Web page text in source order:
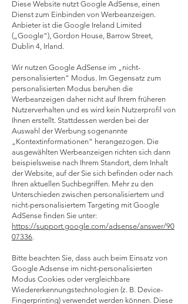
Diese Website nutzt Google AdSense, einen
Dienst zum Einbinden von Werbeanzeigen.
Anbieter ist die Google Ireland Limited
(„Google“), Gordon House, Barrow Street,
Dublin 4, Irland.
Wir nutzen Google AdSense im „nicht-
personalisierten“ Modus. Im Gegensatz zum
personalisierten Modus beruhen die
Werbeanzeigen daher nicht auf Ihrem früheren
Nutzerverhalten und es wird kein Nutzerprofil von
Ihnen erstellt. Stattdessen werden bei der
Auswahl der Werbung sogenannte
„Kontextinformationen“ herangezogen. Die
ausgewählten Werbeanzeigen richten sich dann
beispielsweise nach Ihrem Standort, dem Inhalt
der Website, auf der Sie sich befinden oder nach
Ihren aktuellen Suchbegriffen. Mehr zu den
Unterschieden zwischen personalisiertem und
nicht-personalisiertem Targeting mit Google
AdSense finden Sie unter:
https://support.google.com/adsense/answer/90
07336.
Bitte beachten Sie, dass auch beim Einsatz von
Google Adsense im nicht-personalisierten
Modus Cookies oder vergleichbare
Wiedererkennungstechnologien (z. B. Device-
Fingerprinting) verwendet werden können. Diese